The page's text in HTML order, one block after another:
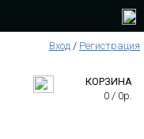
Вход / Регистрация
КОРЗИНА
0 / 0р.